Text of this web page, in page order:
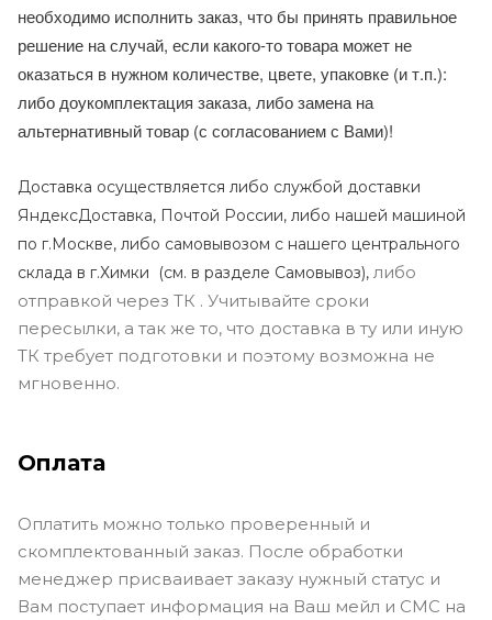
необходимо исполнить заказ, что бы принять правильное
решение на случай, если какого-то товара может не
оказаться в нужном количестве, цвете, упаковке (и т.п.):
либо доукомплектация заказа, либо замена на
альтернативный товар (с согласованием с Вами)!
Доставка осуществляется либо службой доставки
ЯндексДоставка, Почтой России, либо нашей машиной
по г.Москве, либо самовывозом с нашего центрального
склада в г.Химки (см. в разделе Самовывоз), либо
отправкой через ТК . Учитывайте сроки
пересылки, а так же то, что доставка в ту или иную
ТК требует подготовки и поэтому возможна не
мгновенно.
Оплата
Оплатить можно только проверенный и
скомплектованный заказ. После обработки
менеджер присваивает заказу нужный статус и
Вам поступает информация на Ваш мейл и СМС на